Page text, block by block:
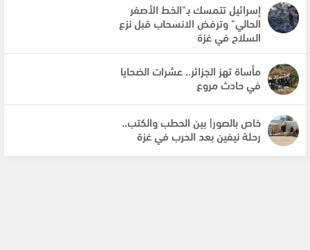
إسرائيل تتمسك بـ"الخط الأصفر
الحالي" وترفض الانسحاب قبل نزع
السلاح في غزة
مأساة تهز الجزائر.. عشرات الضحايا
في حادث مروع
خاص بالصور| بين الحطب والكتب..
رحلة نيفين بعد الحرب في غزة